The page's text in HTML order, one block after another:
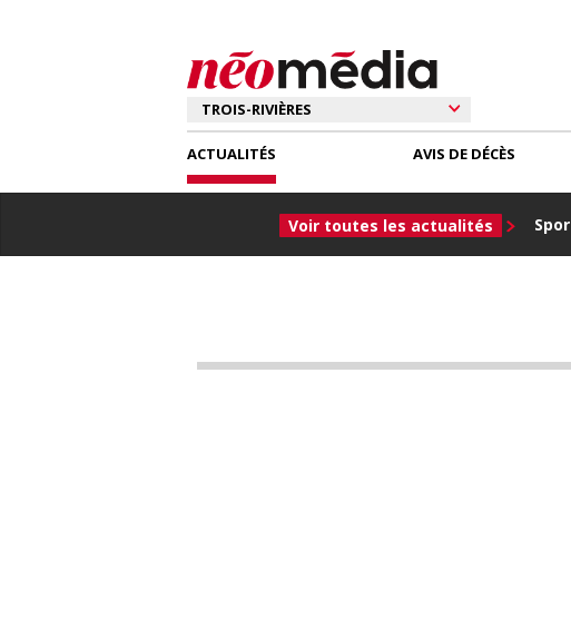
ACTUALITÉS
Voir toutes les actualités
AVIS DE DÉCÈS